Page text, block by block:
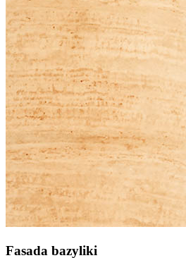
Fasada bazyliki